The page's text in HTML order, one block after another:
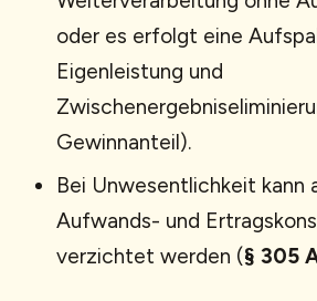
oder es erfolgt eine
Eigenleistung und
Gewinnanteil).
Bei Unwesentlichkeit kann
Aufwands- und
verzichtet werden (§ 305